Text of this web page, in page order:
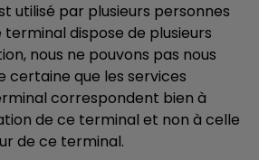
utilisé par plusieurs personnes
terminal dispose de plusieurs
nous ne pouvons pas nous
certaine que les services
correspondent bien à
de ce terminal et non à celle
de ce terminal.